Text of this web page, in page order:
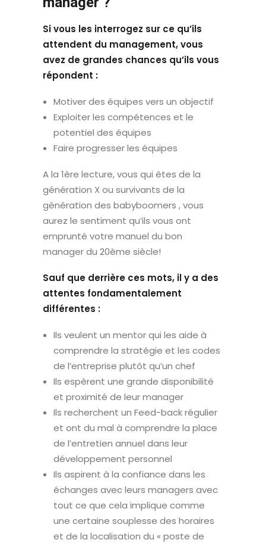
Si vous les interrogez sur ce qu’ils
attendent du management, vous
avez de grandes chances qu’ils vous
répondent :
Motiver des équipes vers un objectif
Exploiter les compétences et le
potentiel des équipes
Faire progresser les équipes
A la 1ère lecture, vous qui êtes de la
génération X ou survivants de la
génération des babyboomers , vous
aurez le sentiment qu’ils vous ont
emprunté votre manuel du bon
manager du 20ème siècle!
Sauf que derrière ces mots, il y a des
attentes fondamentalement
différentes :
Ils veulent un mentor qui les aide à
comprendre la stratégie et les codes
de l’entreprise plutôt qu’un chef
Ils espèrent une grande disponibilité
et proximité de leur manager
Ils recherchent un Feed-back régulier
et ont du mal à comprendre la place
de l’entretien annuel dans leur
développement personnel
Ils aspirent à la confiance dans les
échanges avec leurs managers avec
tout ce que cela implique comme
une certaine souplesse des horaires
et de la localisation du « poste de